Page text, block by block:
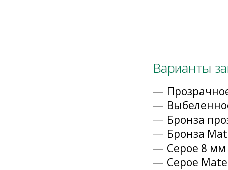
Варианты
Бронза
Бронза
Серое 8 мм
Серое